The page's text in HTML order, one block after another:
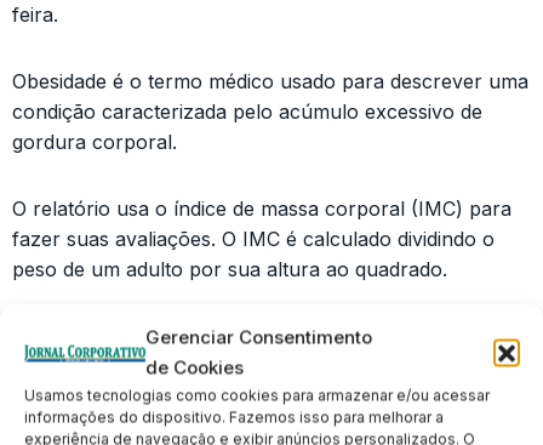
Gerenciar Consentimento
de Cookies
Usamos tecnologias como cookies para armazenar e/ou acessar
informações do dispositivo. Fazemos isso para melhorar a
experiência de navegação e exibir anúncios personalizados. O
feira.
Obesidade é o termo médico usado para descrever uma
condição caracterizada pelo acúmulo excessivo de
gordura corporal.
O relatório usa o índice de massa corporal (IMC) para
fazer suas avaliações. O IMC é calculado dividindo o
peso de um adulto por sua altura ao quadrado.